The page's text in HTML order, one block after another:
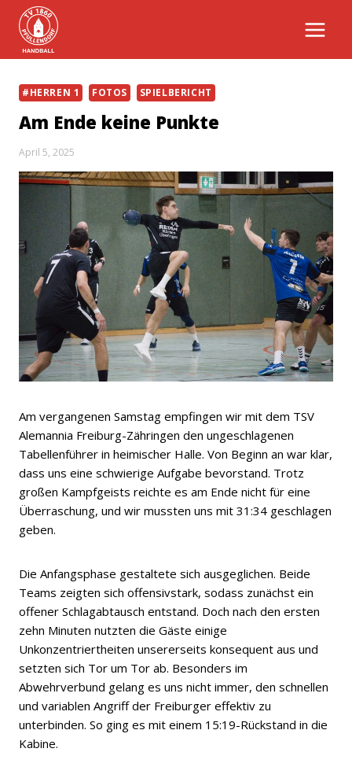
Inhalt
springen
#HERREN 1 FOTOS SPIELBERICHT
Am Ende keine Punkte
April 5, 2025
Am vergangenen Samstag empfingen wir mit dem TSV
Alemannia Freiburg-Zähringen den ungeschlagenen
Tabellenführer in heimischer Halle. Von Beginn an war klar,
dass uns eine schwierige Aufgabe bevorstand. Trotz
großen Kampfgeists reichte es am Ende nicht für eine
Überraschung, und wir mussten uns mit 31:34 geschlagen
geben.
Die Anfangsphase gestaltete sich ausgeglichen. Beide
Teams zeigten sich offensivstark, sodass zunächst ein
offener Schlagabtausch entstand. Doch nach den ersten
zehn Minuten nutzten die Gäste einige
Unkonzentriertheiten unsererseits konsequent aus und
setzten sich Tor um Tor ab. Besonders im
Abwehrverbund gelang es uns nicht immer, den schnellen
und variablen Angriff der Freiburger effektiv zu
unterbinden. So ging es mit einem 15:19-Rückstand in die
Kabine.